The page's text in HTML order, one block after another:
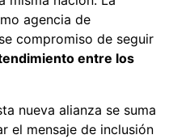
agencia de
compromiso de seguir
entre los
nueva alianza se suma
el mensaje de inclusión